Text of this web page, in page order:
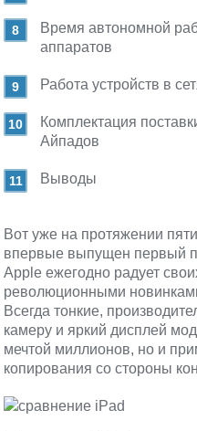
Время автономной
аппаратов
Работа устройств в
Комплектация
Айпадов
Выводы
Вот уже на протяжении
впервые выпущен первый
Apple ежегодно радует
революционными
Всегда тонкие,
камеру и яркий дисплей
мечтой миллионов, но и
копирования со стороны